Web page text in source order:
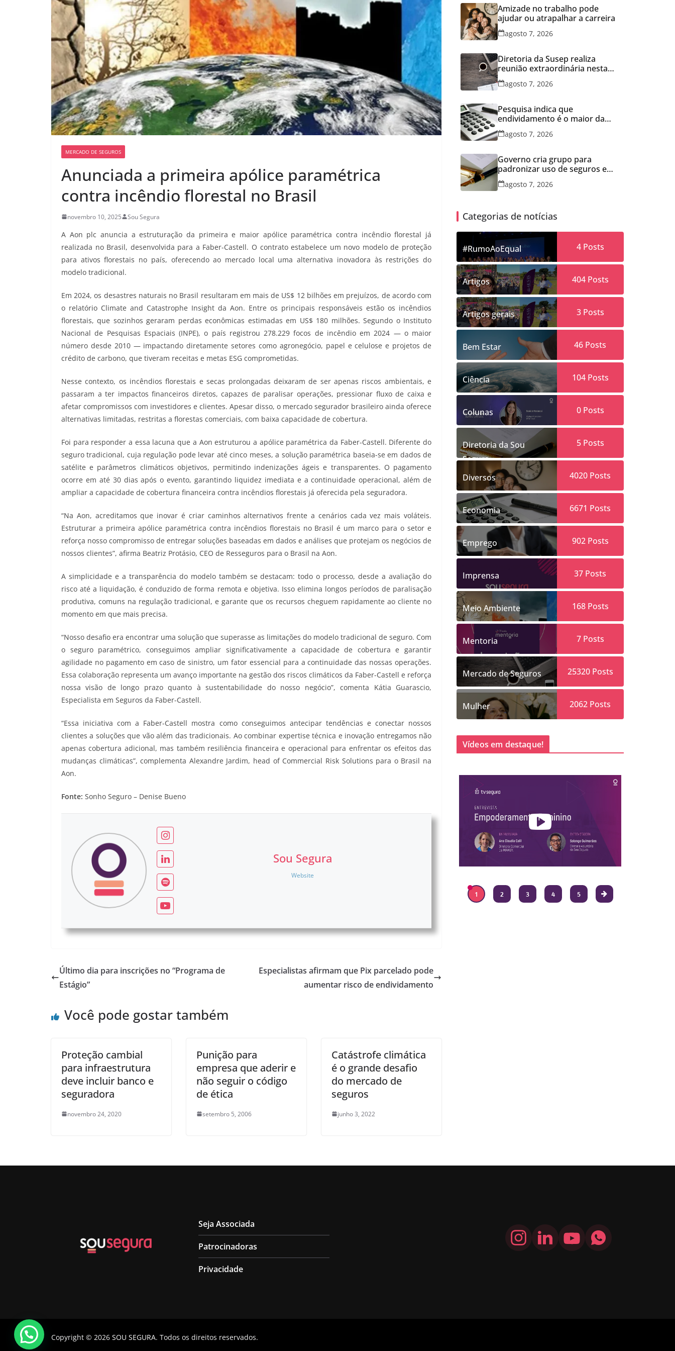
MERCADO DE SEGUROS
Anunciada a primeira apólice paramétrica
contra incêndio florestal no Brasil
novembro 10, 2025 Sou Segura
A Aon plc anuncia a estruturação da primeira e maior apólice paramétrica contra incêndio florestal já
realizada no Brasil, desenvolvida para a Faber-Castell. O contrato estabelece um novo modelo de proteção
para ativos florestais no país, oferecendo ao mercado local uma alternativa inovadora às restrições do
modelo tradicional.
Em 2024, os desastres naturais no Brasil resultaram em mais de US$ 12 bilhões em prejuízos, de acordo com
o relatório Climate and Catastrophe Insight da Aon. Entre os principais responsáveis estão os incêndios
florestais, que sozinhos geraram perdas econômicas estimadas em US$ 180 milhões. Segundo o Instituto
Nacional de Pesquisas Espaciais (INPE), o país registrou 278.229 focos de incêndio em 2024 — o maior
número desde 2010 — impactando diretamente setores como agronegócio, papel e celulose e projetos de
crédito de carbono, que tiveram receitas e metas ESG comprometidas.
Nesse contexto, os incêndios florestais e secas prolongadas deixaram de ser apenas riscos ambientais, e
passaram a ter impactos financeiros diretos, capazes de paralisar operações, pressionar fluxo de caixa e
afetar compromissos com investidores e clientes. Apesar disso, o mercado segurador brasileiro ainda oferece
alternativas limitadas, restritas a florestas comerciais, com baixa capacidade de cobertura.
Foi para responder a essa lacuna que a Aon estruturou a apólice paramétrica da Faber-Castell. Diferente do
seguro tradicional, cuja regulação pode levar até cinco meses, a solução paramétrica baseia-se em dados de
satélite e parâmetros climáticos objetivos, permitindo indenizações ágeis e transparentes. O pagamento
ocorre em até 30 dias após o evento, garantindo liquidez imediata e a continuidade operacional, além de
ampliar a capacidade de cobertura financeira contra incêndios florestais já oferecida pela seguradora.
“Na Aon, acreditamos que inovar é criar caminhos alternativos frente a cenários cada vez mais voláteis.
Estruturar a primeira apólice paramétrica contra incêndios florestais no Brasil é um marco para o setor e
reforça nosso compromisso de entregar soluções baseadas em dados e análises que protejam os negócios de
nossos clientes”, afirma Beatriz Protásio, CEO de Resseguros para o Brasil na Aon.
A simplicidade e a transparência do modelo também se destacam: todo o processo, desde a avaliação do
risco até a liquidação, é conduzido de forma remota e objetiva. Isso elimina longos períodos de paralisação
produtiva, comuns na regulação tradicional, e garante que os recursos cheguem rapidamente ao cliente no
momento em que mais precisa.
“Nosso desafio era encontrar uma solução que superasse as limitações do modelo tradicional de seguro. Com
o seguro paramétrico, conseguimos ampliar significativamente a capacidade de cobertura e garantir
agilidade no pagamento em caso de sinistro, um fator essencial para a continuidade das nossas operações.
Essa colaboração representa um avanço importante na gestão dos riscos climáticos da Faber-Castell e reforça
nossa visão de longo prazo quanto à sustentabilidade do nosso negócio”, comenta Kátia Guarascio,
Especialista em Seguros da Faber-Castell.
“Essa iniciativa com a Faber-Castell mostra como conseguimos antecipar tendências e conectar nossos
clientes a soluções que vão além das tradicionais. Ao combinar expertise técnica e inovação entregamos não
apenas cobertura adicional, mas também resiliência financeira e operacional para enfrentar os efeitos das
mudanças climáticas”, complementa Alexandre Jardim, head of Commercial Risk Solutions para o Brasil na
Aon.
Fonte: Sonho Seguro – Denise Bueno
Sou Segura
Website
Último dia para inscrições no “Programa de
Estágio”
Especialistas afirmam que Pix parcelado pode
aumentar risco de endividamento
Você pode gostar também
Proteção cambial
para infraestrutura
deve incluir banco e
seguradora
novembro 24, 2020
Punição para
empresa que aderir e
não seguir o código
de ética
setembro 5, 2006
Catástrofe climática
é o grande desafio
do mercado de
seguros
junho 3, 2022
Amizade no trabalho pode
ajudar ou atrapalhar a carreira
agosto 7, 2026
Diretoria da Susep realiza
reunião extraordinária nesta
sexta-feira
agosto 7, 2026
Pesquisa indica que
endividamento é o maior da
série histórica
agosto 7, 2026
Governo cria grupo para
padronizar uso de seguros em
concessões
agosto 7, 2026
Categorias de notícias
#RumoAoEqual 4Posts
Artigos 404Posts
Artigos gerais 3Posts
Bem Estar 46 Posts
Ciência 104Posts
Colunas 0Posts
Diretoria da Sou
Segura
5Posts
Diversos 4020 Posts
Economia 6671 Posts
Emprego 902Posts
Imprensa 37 Posts
Meio Ambiente 168Posts
Mentoria 7Posts
Mercado de Seguros 25320Posts
Mulher 2062 Posts
Vídeos em destaque!
1 2 3 4 5
Seja Associada
Patrocinadoras
Privacidade
Copyright © 2026 SOU SEGURA. Todos os direitos reservados.